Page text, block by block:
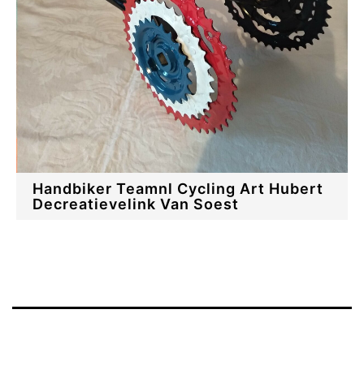
Handbiker Teamnl Cycling Art Hubert
Decreatievelink Van Soest